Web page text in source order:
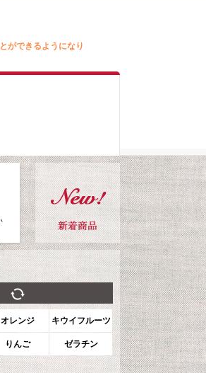
ができるようになり
オレンジ キウイフルーツ
りんご ゼラチン